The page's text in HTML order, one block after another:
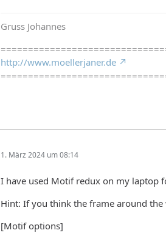
Gruss Johannes
http://www.moellerjaner.de
1. März 2024 um 08:14
I have used Motif redux on my laptop
Hint: If you think the frame around
[Motif options]